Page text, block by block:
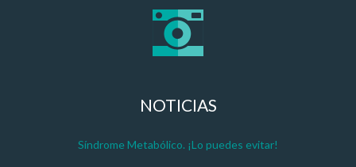
NOTICIAS
Síndrome Metabólico. ¡Lo puedes evitar!